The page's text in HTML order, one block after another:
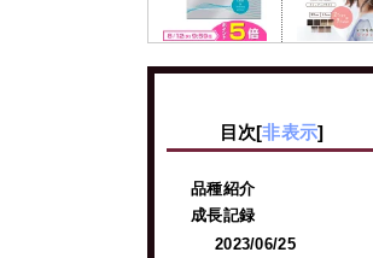
目次[非表示]
品種紹介
成長記録
2023/06/25